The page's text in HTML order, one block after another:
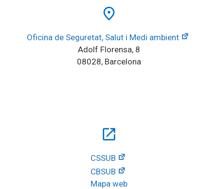
place
Oficina de Seguretat, Salut i Medi ambient
Adolf Florensa, 8
08028, Barcelona
open_in_new
CSSUB
CBSUB
Mapa web